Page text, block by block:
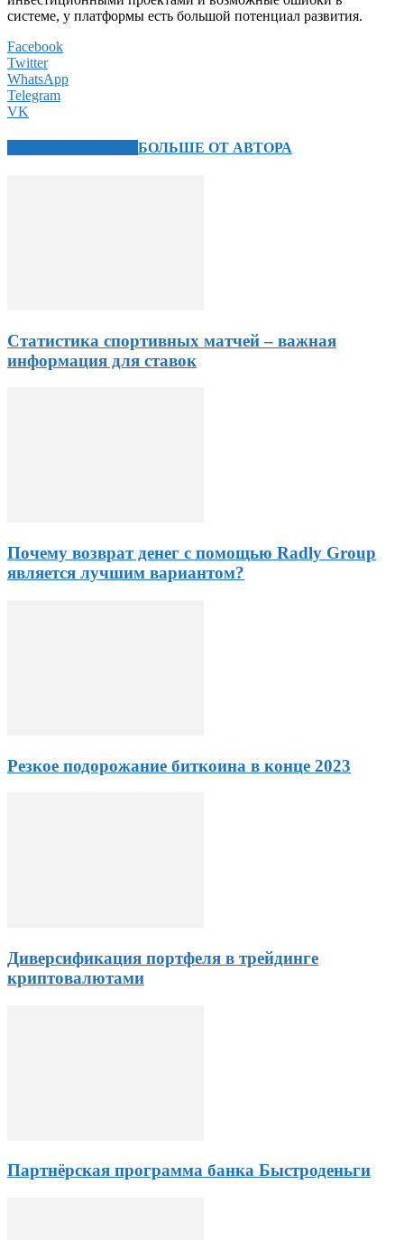
системе, у платформы есть большой потенциал развития.
Facebook
Twitter
WhatsApp
Telegram
VK
БОЛЬШЕ ОТ АВТОРА
Статистика спортивных матчей – важная
информация для ставок
Почему возврат денег с помощью Radly Group
является лучшим вариантом?
Резкое подорожание биткоина в конце 2023
Диверсификация портфеля в трейдинге
криптовалютами
Партнёрская программа банка Быстроденьги